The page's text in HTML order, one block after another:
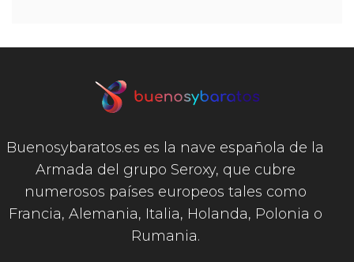
Buenosybaratos.es es la nave española de la
Armada del grupo Seroxy, que cubre
numerosos países europeos tales como
Francia, Alemania, Italia, Holanda, Polonia o
Rumania.